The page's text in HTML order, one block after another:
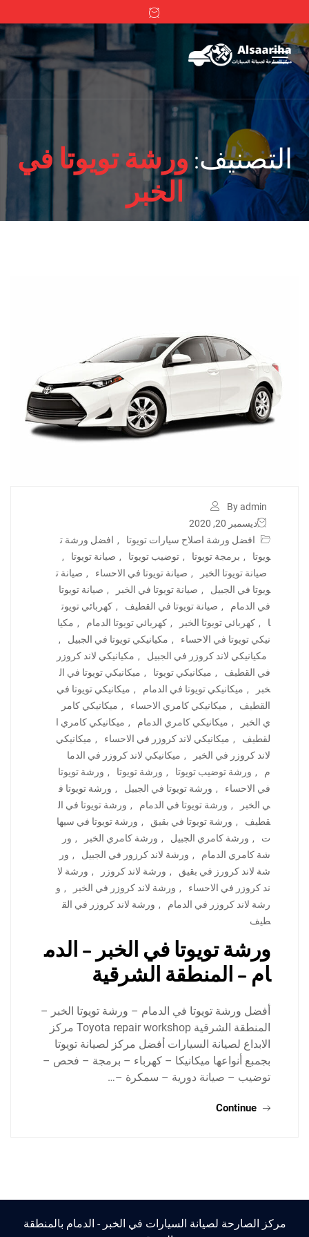
التصنيف: ورشة تويوتا في
الخبر
By admin
ديسمبر 20, 2020
افضل ورشة اصلاح سيارات تويوتا
, افضل ورشة ت
ويوتا
, برمجة تويوتا , توضيب تويوتا , صيانة تويوتا
,
صيانة تويوتا الخبر
, صيانة تويوتا في الاحساء , صيانة ت
ويوتا في الجبيل
, صيانة تويوتا في الخبر , صيانة تويوتا
في الدمام
, صيانة تويوتا في القطيف , كهربائي تويوت
ا
, كهربائي تويوتا الخبر , كهربائي تويوتا الدمام , مكيا
نيكي تويوتا في الاحساء
, مكيانيكي تويوتا في الجبيل
,
مكيانيكي لاند كروزر في الجبيل
, مكيانيكي لاند كروزر
في القطيف
, ميكانيكي تويوتا , ميكانيكي تويوتا في ال
خبر
, ميكانيكي تويوتا في الدمام , ميكانيكي تويوتا في
القطيف
, ميكانيكي كامري الاحساء , ميكانيكي كامر
ي الخبر
, ميكانيكي كامري الدمام , ميكانيكي كامري ا
لقطيف
, ميكانيكي لاند كروزر في الاحساء , ميكانيكي
لاند كروزر في الخبر
, ميكانيكي لاند كروزر في الدما
م
, ورشة توضيب تويوتا , ورشة تويوتا , ورشة تويوتا
في الاحساء
, ورشة تويوتا في الجبيل , ورشة تويوتا ف
ي الخبر
, ورشة تويوتا في الدمام , ورشة تويوتا في ال
قطيف
, ورشة تويوتا في بقيق , ورشة تويوتا في سيها
ت
, ورشة كامري الجبيل , ورشة كامري الخبر , ور
شة كامري الدمام
, ورشة لاند كرزور في الجبيل , ور
شة لاند كرورز في بقيق
, ورشة لاند كروزر , ورشة لا
ند كروزر في الاحساء
, ورشة لاند كروزر في الخبر , و
رشة لاند كروزر في الدمام
, ورشة لاند كروزر في الق
طيف
ورشة تويوتا في الخبر – الدم
ام – المنطقة الشرقية
أفضل ورشة تويوتا في الدمام – ورشة تويوتا الخبر –
المنطقة الشرقية Toyota repair workshop مركز
الابداع لصيانة السيارات أفضل مركز لصيانة تويوتا
بجمبع أنواعها ميكانيكا – كهرباء – برمجة – فحص –
توضيب – صيانة دورية – سمكرة –…
Continue
مركز الصارحة لصيانة السيارات في الخبر - الدمام بالمنطقة